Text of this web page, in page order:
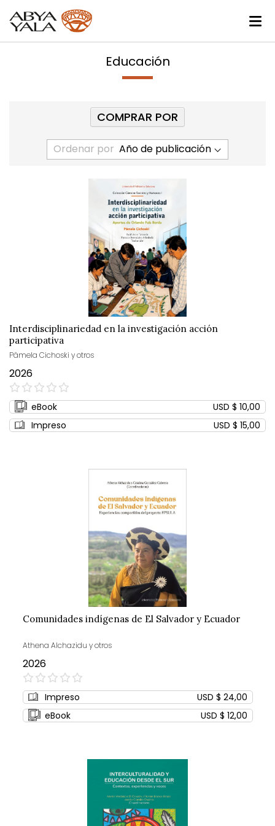
Educación
Ordenar por
Interdisciplinariedad en la investigación acción
participativa
Pâmela Cichoski y otros
2026
0%
eBook
USD $ 10,00
Impreso
USD $ 15,00
Comunidades indígenas de El Salvador y Ecuador
Athena Alchazidu y otros
2026
0%
Impreso
USD $ 24,00
eBook
USD $ 12,00
COMPRAR POR